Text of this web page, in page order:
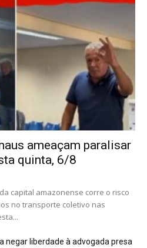
ameaçam paralisar
quinta, 6/8
capital amazonense corre o risco
no transporte coletivo nas
negar liberdade à advogada presa